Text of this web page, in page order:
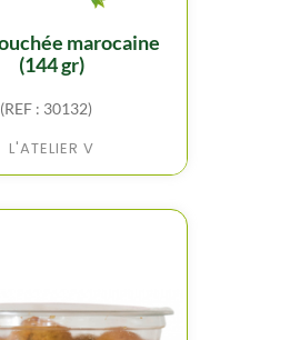
(144 gr)
(REF : 30132)
L'ATELIER V